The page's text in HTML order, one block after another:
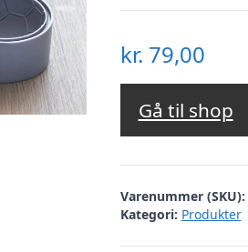
kr. 79,00
Gå til shop
Varenummer (SKU):
Kategori: Produkter